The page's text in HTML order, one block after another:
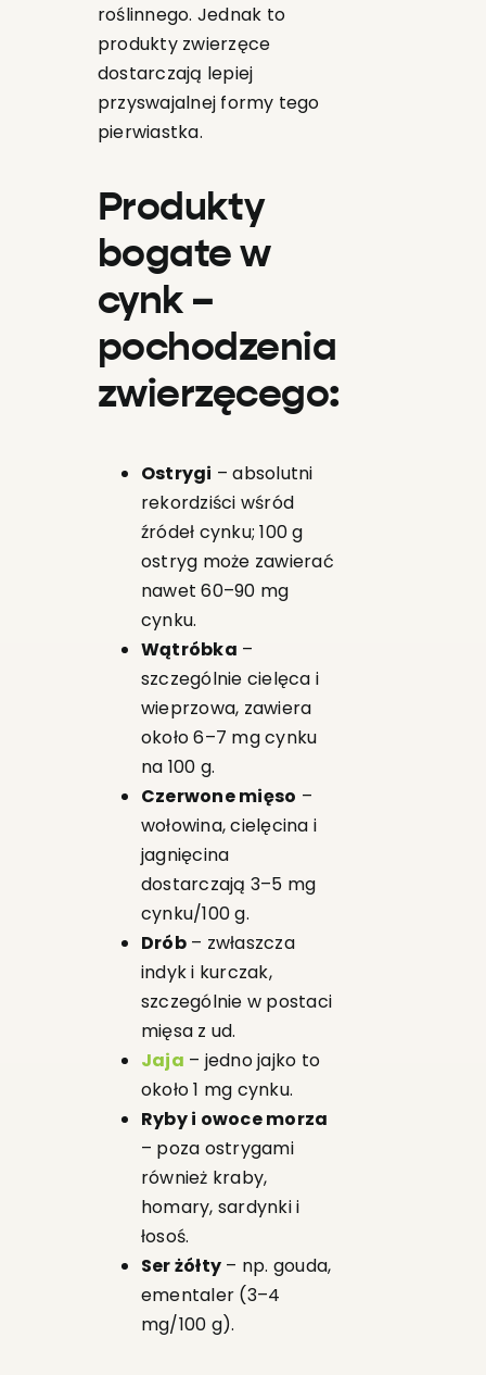
roślinnego. Jednak to
produkty zwierzęce
dostarczają lepiej
przyswajalnej formy tego
pierwiastka.
Produkty
bogate w
cynk –
pochodzenia
zwierzęcego:
Ostrygi – absolutni
rekordziści wśród
źródeł cynku; 100 g
ostryg może zawierać
nawet 60–90 mg
cynku.
Wątróbka –
szczególnie cielęca i
wieprzowa, zawiera
około 6–7 mg cynku
na 100 g.
Czerwone mięso –
wołowina, cielęcina i
jagnięcina
dostarczają 3–5 mg
cynku/100 g.
Drób– zwłaszcza
indyk i kurczak,
szczególnie w postaci
mięsa z ud.
Jaja – jedno jajko to
około 1 mg cynku.
Ryby i owoce morza
– poza ostrygami
również kraby,
homary, sardynki i
łosoś.
Ser żółty – np. gouda,
ementaler (3–4
mg/100 g).